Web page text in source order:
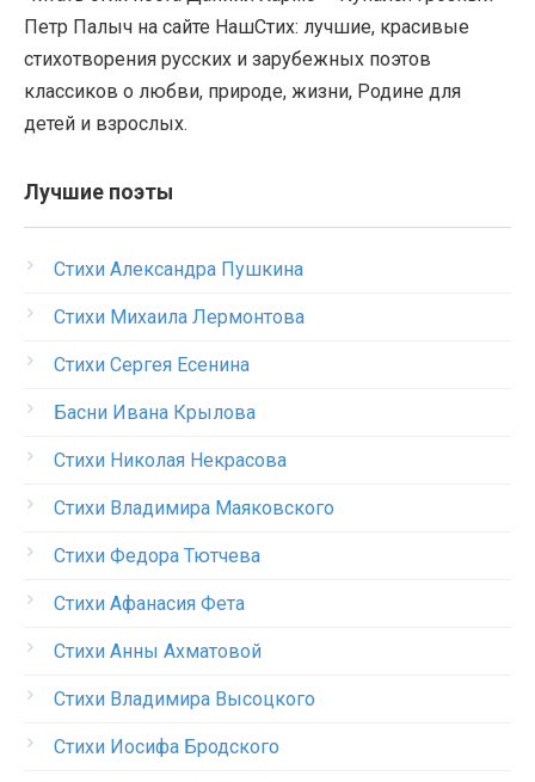
Петр Палыч на сайте НашСтих: лучшие, красивые
стихотворения русских и зарубежных поэтов
классиков о любви, природе, жизни, Родине для
детей и взрослых.
Лучшие поэты
Стихи Александра Пушкина
Стихи Михаила Лермонтова
Стихи Сергея Есенина
Басни Ивана Крылова
Стихи Николая Некрасова
Стихи Владимира Маяковского
Стихи Федора Тютчева
Стихи Афанасия Фета
Стихи Анны Ахматовой
Стихи Владимира Высоцкого
Стихи Иосифа Бродского